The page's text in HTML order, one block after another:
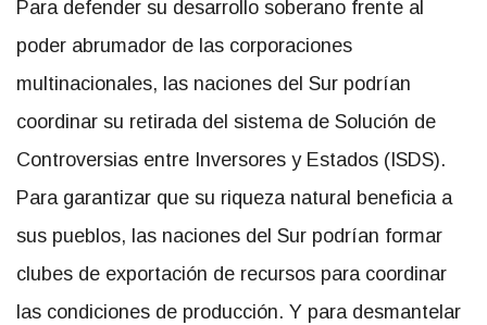
Para defender su desarrollo soberano frente al
poder abrumador de las corporaciones
multinacionales, las naciones del Sur podrían
coordinar su retirada del sistema de Solución de
Controversias entre Inversores y Estados (ISDS).
Para garantizar que su riqueza natural beneficia a
sus pueblos, las naciones del Sur podrían formar
clubes de exportación de recursos para coordinar
las condiciones de producción. Y para desmantelar